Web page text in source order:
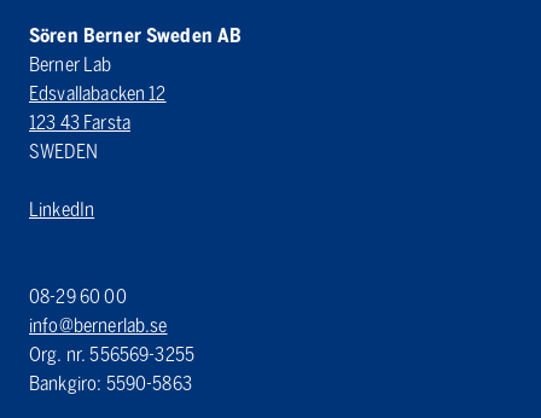
Sören Berner Sweden AB
Berner Lab
Edsvallabacken 12
123 43 Farsta
SWEDEN
LinkedIn
08-29 60 00
info@bernerlab.se
Org. nr. 556569-3255
Bankgiro: 5590-5863